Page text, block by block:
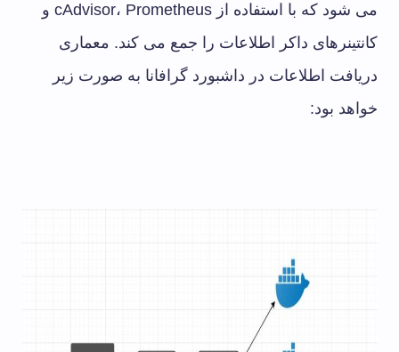
می شود که با استفاده از cAdvisor، Prometheus و
کانتینرهای داکر اطلاعات را جمع می کند. معماری
دریافت اطلاعات در داشبورد گرافانا به صورت زیر
خواهد بود: